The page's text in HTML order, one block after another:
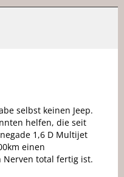
selbst keinen Jeep.
helfen, die seit
1,6 D Multijet
einen
Nerven total fertig ist.